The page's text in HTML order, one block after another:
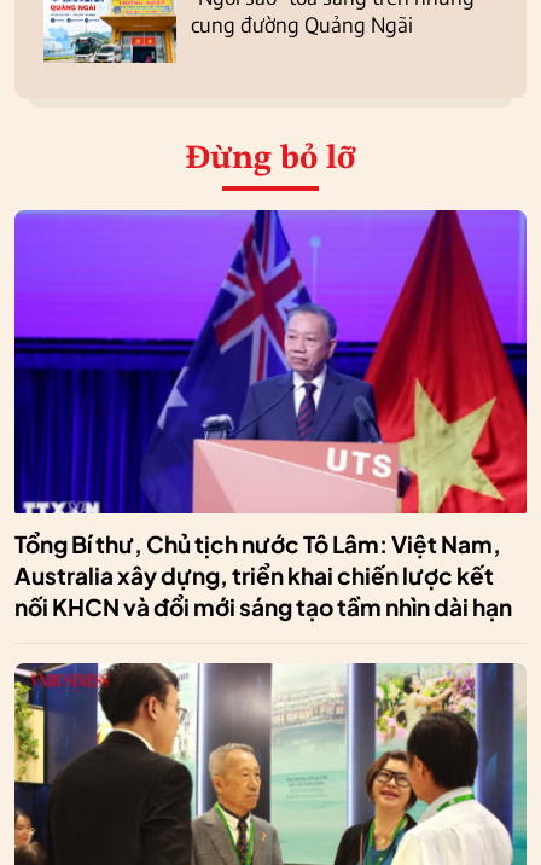
cung đường Quảng Ngãi
Đừng bỏ lỡ
Tổng Bí thư, Chủ tịch nước Tô Lâm: Việt Nam,
Australia xây dựng, triển khai chiến lược kết
nối KHCN và đổi mới sáng tạo tầm nhìn dài hạn